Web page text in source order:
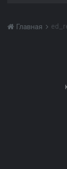
Главная